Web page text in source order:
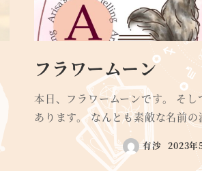
フラワームーン
本日、フラワームーンです。 そ
あります。 なんとも素敵な名前
有沙 2023年